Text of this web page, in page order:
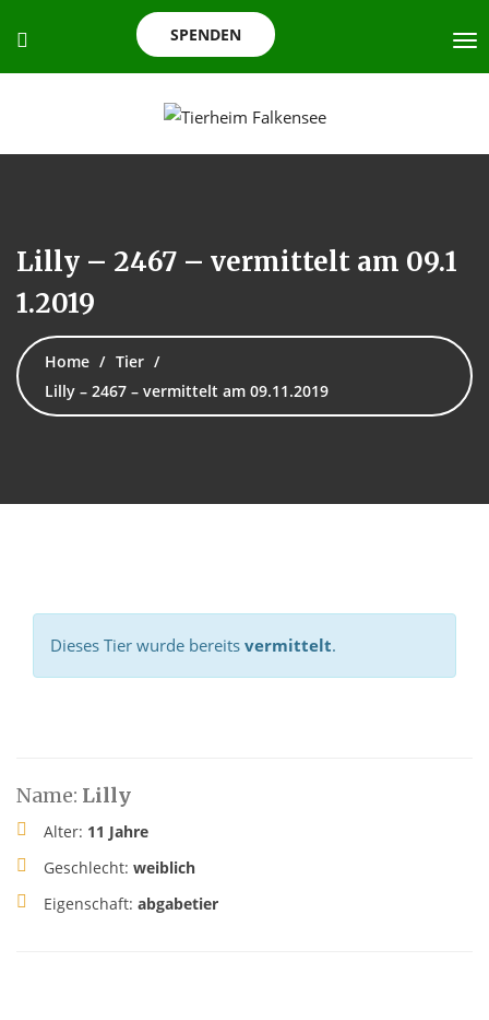
SPENDEN
Lilly – 2467 – vermittelt am 09.1
1.2019
Home
Tier
Lilly – 2467 – vermittelt am 09.11.2019
Dieses Tier wurde bereits vermittelt.
Name: Lilly
Alter: 11 Jahre
Geschlecht: weiblich
Eigenschaft: abgabetier